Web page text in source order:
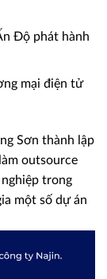
Độ phát hành
mại điện tử
Sơn thành lập
outsource
trong
một số dự án